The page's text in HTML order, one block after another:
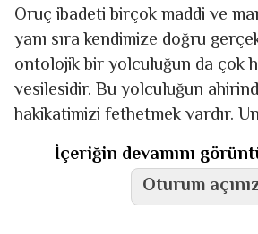
Oruç ibadeti birçok maddi ve
yanı sıra kendimize doğru
ontolojik bir yolculuğun da çok
vesilesidir. Bu yolculuğun
hakikatimizi fethetmek vardır.
Allah’ın (cc) sevgilisi Nebiler
İçeriğin devamını
Oturum